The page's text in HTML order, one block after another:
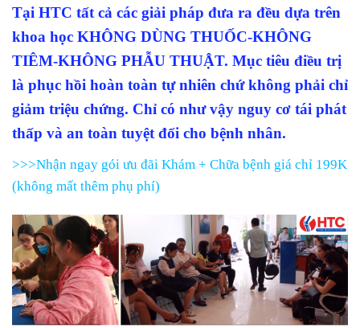
Tại HTC tất cả các giải pháp đưa ra đều dựa trên
khoa học KHÔNG DÙNG THUỐC-KHÔNG
TIÊM-KHÔNG PHẪU THUẬT. Mục tiêu điều trị
là phục hồi hoàn toàn tự nhiên chứ không phải chỉ
giảm triệu chứng. Chỉ có như vậy nguy cơ tái phát
thấp và an toàn tuyệt đối cho bệnh nhân.
>>>Nhận ngay gói ưu đãi Khám + Chữa bệnh giá chỉ 199K
(không mất thêm phụ phí)